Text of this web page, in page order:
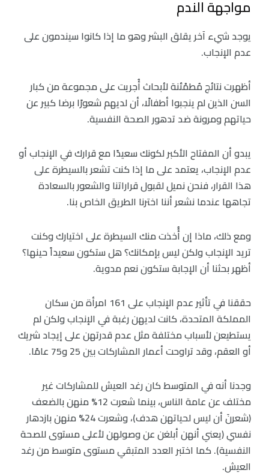
مواجهة الندم
يوجد شيء آخر يقلق البشر وهو ما إذا كانوا سيندمون على
عدم الإنجاب.
أظهرت نتائج مُطمْئنة لأبحاث أُجريت على مجموعة من كبار
السن الذين لم ينجبوا أطفالًا، أن لديهم شعورًا برضا كبير عن
حياتهم ومرونة ضد تدهور الصحة النفسية.
يبدو أن المفتاح الأكبر لكونك سعيدًا مع قرارك في الإنجاب أو
عدم الإنجاب، يعتمد على ما إذا كنت تشعر بالسيطرة على
هذا القرار، فنحن نميل لقبول قراراتنا والشعور بالسعادة
تجاهها عندما نشعر أننا اخترنا الطريق الخاص بنا.
ومع ذلك، ماذا إن أُُخذت منك السيطرة على اختيارك وكنت
تريد الإنجاب ولكن ليس بإمكانك؟ هل ستكون سعيداً حينها؟
أظهر بحثنا أن الإجابة ستكون نعم مدوية.
حققنا في تأثير عدم الإنجاب على 161 امرأة من سكان
المملكة المتحدة، كانت لديهن رغبة في الإنجاب ولكن لم
يستطيعن لأسباب مختلفة مثل عدم قدرتهن على إيجاد شريك
أو العقم، وقد تراوحت أعمار المشاركات بين 25 و75 عامًا.
وجدنا أنه في المتوسط كان رغد العيش للمشاركات غير
مختلف عن عامة الناس، بينما شعرت 12% منهن بالضعف
(شعرنَ أن ليس لحياتهن هدف)، وشعرت 24% منهن بازدهار
نفسي (يعني أنهن أبلغن عن وصولهن لأعلى مستوى للصحة
النفسية). كما اختبر العدد المتبقي مستوى متوسط من رغد
العيش.